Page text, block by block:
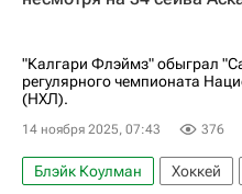
"Калгари Флэймз" обыграл
регулярного чемпионата
(НХЛ).
14 ноября 2025, 07:43 376
Блэйк Коулман Хоккей